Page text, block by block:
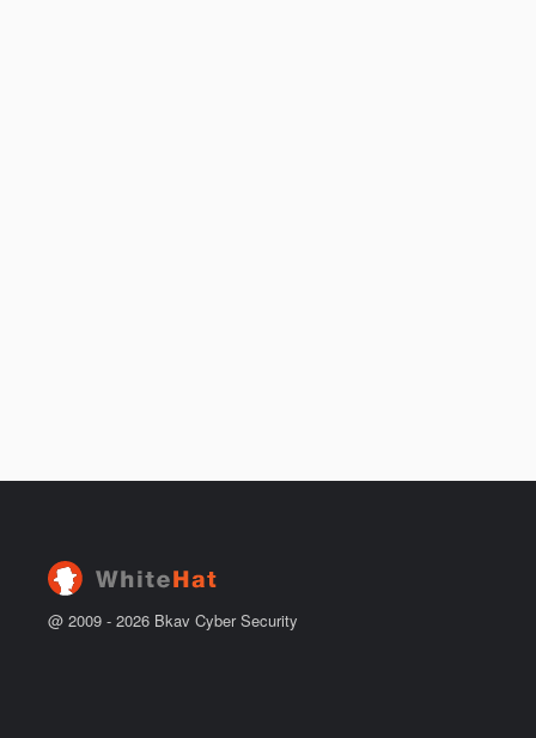
@ 2009 - 2026 Bkav Cyber Security